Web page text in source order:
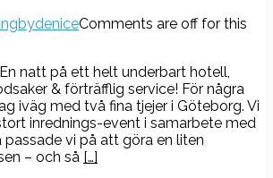
Comments are off for this
natt på ett helt underbart hotell,
& förträfflig service! För några
iväg med två fina tjejer i Göteborg. Vi
inrednings-event i samarbete med
passade vi på att göra en liten
– och så […]